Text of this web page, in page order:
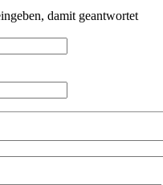
damit geantwortet